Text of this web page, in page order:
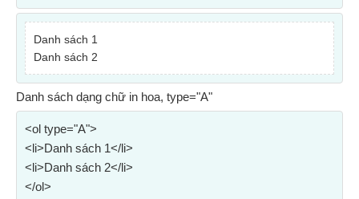
Danh sách 1
Danh sách 2
Danh sách dạng chữ in hoa, type="A"
<ol type="A">
<li>Danh sách 1</li>
<li>Danh sách 2</li>
</ol>